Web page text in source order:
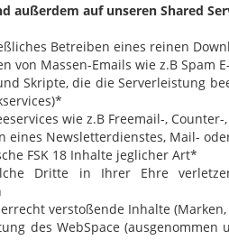
außerdem auf unseren Shared
Betreiben eines reinen
von Massen-Emails wie z.B
Skripte, die die Serverleistung
wie z.B Freemail-,
eines Newsletterdienstes, Mail-
FSK 18 Inhalte jeglicher Art*
Dritte in Ihrer Ehre
verstoßende Inhalte
des WebSpace